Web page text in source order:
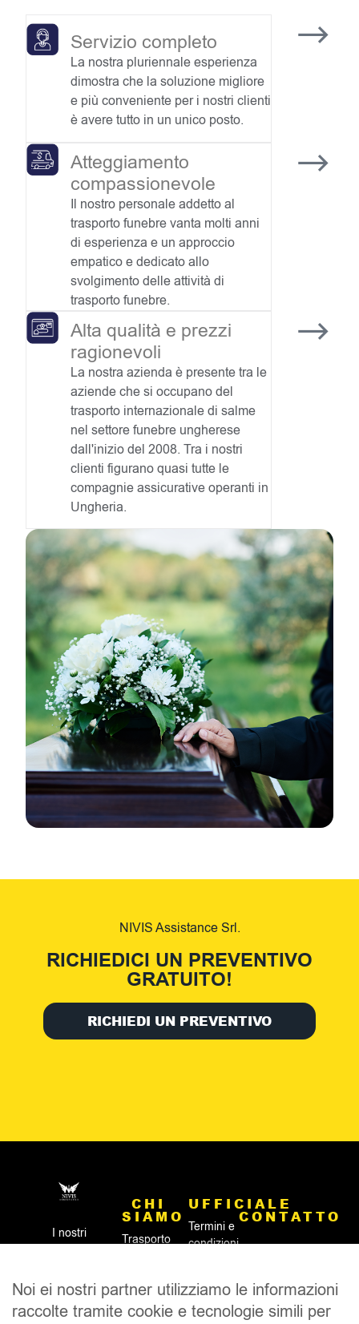
Servizio completo
La nostra pluriennale esperienza
dimostra che la soluzione migliore
e più conveniente per i nostri clienti
è avere tutto in un unico posto.
Atteggiamento
compassionevole
Il nostro personale addetto al
trasporto funebre vanta molti anni
di esperienza e un approccio
empatico e dedicato allo
svolgimento delle attività di
trasporto funebre.
Alta qualità e prezzi
ragionevoli
La nostra azienda è presente tra le
aziende che si occupano del
trasporto internazionale di salme
nel settore funebre ungherese
dall'inizio del 2008. Tra i nostri
clienti figurano quasi tutte le
compagnie assicurative operanti in
Ungheria.
NIVIS Assistance Srl.
RICHIEDICI UN PREVENTIVO
GRATUITO!
RICHIEDI UN PREVENTIVO
I nostri
disponibili
24 ore su
24, 7 giorni
CHI
SIAMO
Trasporto
funerale
all'estero
UFFICIALE
Termini e
condizioni
sulla
privacy
CONTATTO
Numero di fax: +36
(1) 413 6801
Noi ei nostri partner utilizziamo le informazioni
raccolte tramite cookie e tecnologie simili per